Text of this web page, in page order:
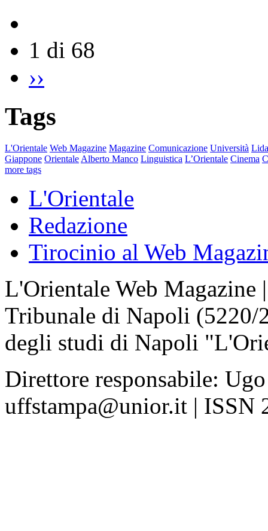
1 di 68
››
Tags
L'Orientale Web Magazine Magazine Comunicazione Università
Giappone Orientale Alberto Manco Linguistica L’Orientale Cinema
more tags
L'Orientale
Redazione
Tirocinio al Web
L'Orientale Web Magazine
Tribunale di Napoli
degli studi di Napoli
Direttore responsabile:
uffstampa@unior.it | ISSN